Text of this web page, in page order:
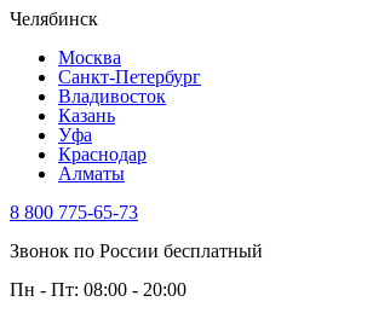
Челябинск
Москва
Санкт-Петербург
Владивосток
Казань
Уфа
Краснодар
Алматы
8 800 775-65-73
Звонок по России бесплатный
Пн - Пт: 08:00 - 20:00